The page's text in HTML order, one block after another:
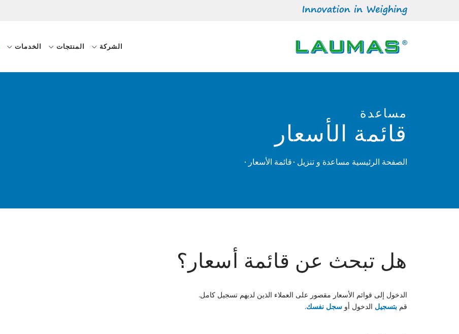
الشركة المنتجات الخدمات
مساعدة
قائمة الأسعار
الصفحة الرئيسية مساعدة و تنزيل قائمة الأسعار
هل تبحث عن قائمة أسعار؟
الدخول إلى قوائم الأسعار مقصور على العملاء الذين لديهم تسجيل كامل.
قم بتسجيل الدخول أو سجل نفسك.